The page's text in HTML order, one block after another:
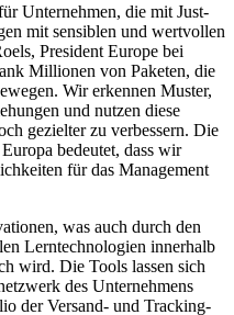
Unternehmen, die mit Just-
mit sensiblen und wertvollen
President Europe bei
Millionen von Paketen, die
Wir erkennen Muster,
und nutzen diese
gezielter zu verbessern. Die
bedeutet, dass wir
für das Management
was auch durch den
Lerntechnologien innerhalb
wird. Die Tools lassen sich
des Unternehmens
der Versand- und Tracking-